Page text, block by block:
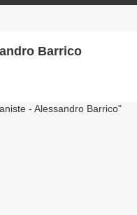
Barrico